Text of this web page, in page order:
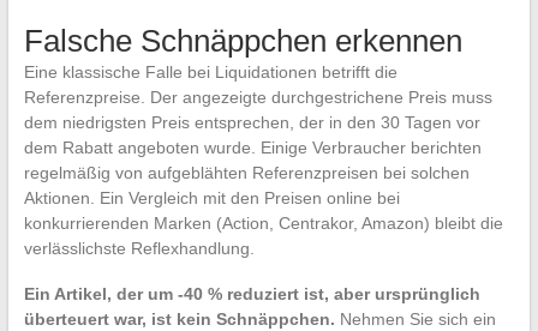
Falsche Schnäppchen erkennen
Eine klassische Falle bei Liquidationen betrifft die
Referenzpreise. Der angezeigte durchgestrichene Preis muss
dem niedrigsten Preis entsprechen, der in den 30 Tagen vor
dem Rabatt angeboten wurde. Einige Verbraucher berichten
regelmäßig von aufgeblähten Referenzpreisen bei solchen
Aktionen. Ein Vergleich mit den Preisen online bei
konkurrierenden Marken (Action, Centrakor, Amazon) bleibt die
verlässlichste Reflexhandlung.
Ein Artikel, der um -40 % reduziert ist, aber ursprünglich
überteuert war, ist kein Schnäppchen. Nehmen Sie sich ein